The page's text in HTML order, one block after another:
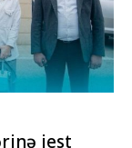
jest